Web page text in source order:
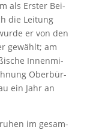
als Ers­ter Bei­
die Lei­tung
er von den
ge­wählt; am
In­nen­mi­
Ober­bür­
ein Jahr an
im ge­sam­